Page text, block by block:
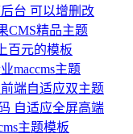
台 可以增删改
CMS精品主题
百元的模板
maccms主题
端自适应双主题
自适应全屏高端
主题模板